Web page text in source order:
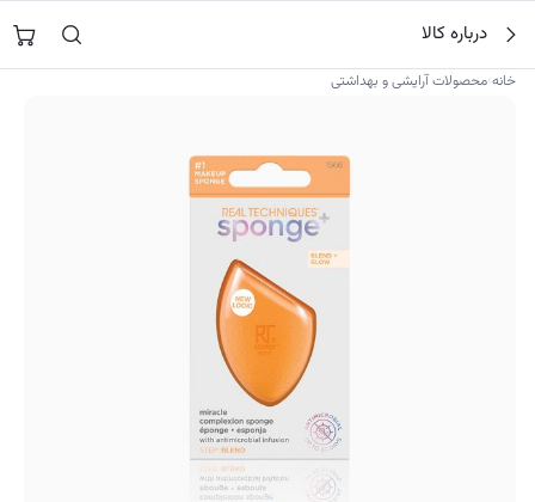
محتوا
جستجو در
درباره کالا
خانه›محصولات آرایشی و بهداشتی